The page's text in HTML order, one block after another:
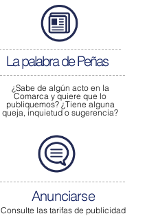
La palabra de Peñas
¿Sabe de algún acto en la
Comarca y quiere que lo
publiquemos?¿Tiene alguna
queja, inquietud o sugerencia?
Anunciarse
Consulte las tarifas de publicidad